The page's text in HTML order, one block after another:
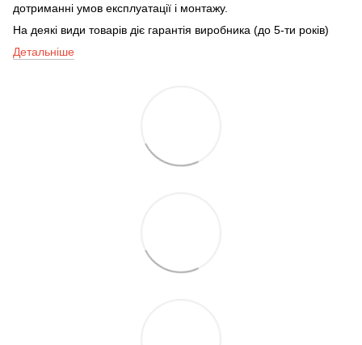
дотриманні умов експлуатації і монтажу.
На деякі види товарів діє гарантія виробника (до 5-ти років)
Детальніше